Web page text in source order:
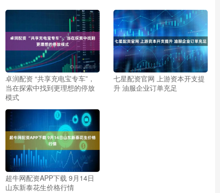
卓润配资 “共享充电宝专车”，
当在探索中找到更理想的停放
模式
七星配资官网 上游资本开支提
升 油服企业订单充足
超牛网配资APP下载 9月14日
山东新泰花生价格行情